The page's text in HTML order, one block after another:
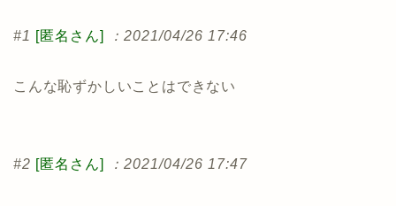
#1 [匿名さん] ：2021/04/26 17:46
こんな恥ずかしいことはできない
#2 [匿名さん] ：2021/04/26 17:47